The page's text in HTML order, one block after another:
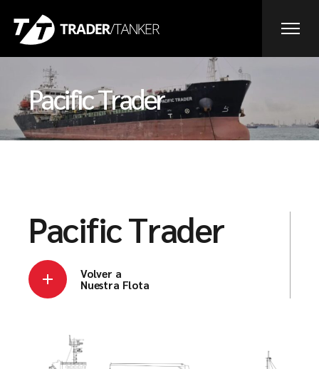
Pacific Trader
Pacific Trader
Volver a
Nuestra Flota